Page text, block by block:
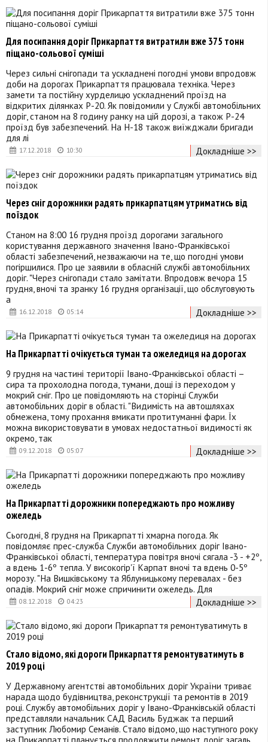
17.12.2018 10:30
Для посипання доріг Прикарпаття витратили вже 375 тонн
піщано-сольової суміші
Через сильні снігопади та ускладнені погодні умови впродовж
доби на дорогах Прикарпаття працювала техніка. Через
замети та постійну хурделицю ускладнений проїзд на
відкритих ділянках Р-20. Як повідомили у Службі автомобільних
доріг, станом на 8 годину ранку на цій дорозі, а також Р-24
проїзд був забезпечений. На Н-18 також виїжджали бригади
для лі
Докладніше >>
16.12.2018 05:14
Через сніг дорожники радять прикарпатцям утриматись від
поїздок
Станом на 8:00 16 грудня проїзд дорогами загального
користування державного значення Івано-Франківської
області забезпечений, незважаючи на те, що погодні умови
погіршилися. Про це заявили в обласній службі автомобільних
доріг. "Через снігопади стало замітати. Впродовж вечора 15
грудня, вночі та зранку 16 грудня організації, що обслуговують
а
Докладніше >>
09.12.2018 05:07
На Прикарпатті очікується туман та ожеледиця на дорогах
9 грудня на частині території Івано-Франківської області –
сира та прохолодна погода, тумани, дощі із переходом у
мокрий сніг. Про це повідомляють на сторінці Служби
автомобільних доріг в області. "Видимість на автошляхах
обмежена, тому прохання вмикати протитуманні фари. Їх
можна використовувати в умовах недостатньої видимості як
окремо, так
Докладніше >>
08.12.2018 04:23
На Прикарпатті дорожники попереджають про можливу
ожеледь
Сьогодні, 8 грудня на Прикарпатті хмарна погода. Як
повідомляє прес-служба Служби автомобільних доріг Івано-
Франківської області, температура повітря вночі сягала -3 - +2º,
а вдень 1-6º тепла. У високогір'ї Карпат вночі та вдень 0-5º
морозу. "На Вишківському та Яблуницькому перевалах - без
опадів. Мокрий сніг може спричинити ожеледь. Для
Докладніше >>
Стало відомо, які дороги Прикарпаття ремонтуватимуть в
2019 році
У Державному агентстві автомобільних доріг України триває
нарада щодо будівництва, реконструкції та ремонтів в 2019
році. Службу автомобільних доріг у Івано-Франківській області
представляли начальник САД Василь Буджак та перший
заступник Любомир Семанів. Стало відомо, що наступного року